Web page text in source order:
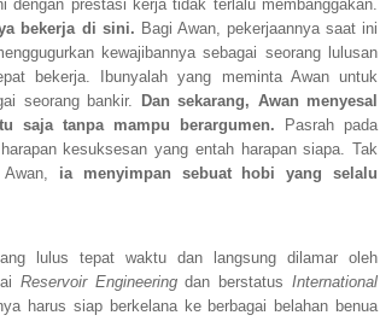
dengan prestasi kerja tidak terlalu membanggakan.
bekerja di sini. Bagi Awan, pekerjaannya saat ini
kewajibannya sebagai seorang lulusan
bekerja. Ibunyalah yang meminta Awan untuk
seorang bankir.
Dan sekarang, Awan menyesal
saja tanpa mampu berargumen. Pasrah pada
kesuksesan yang entah harapan siapa. Tak
ia menyimpan sebuat hobi yang selalu
lulus tepat waktu dan langsung dilamar oleh
Reservoir Engineeringdan berstatusInternational
harus siap berkelana ke berbagai belahan benua